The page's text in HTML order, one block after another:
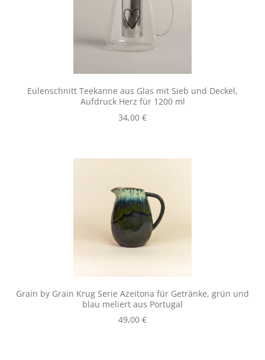
Eulenschnitt Teekanne aus Glas mit Sieb und Deckel,
Aufdruck Herz für 1200 ml
Regulärer Preis:
34,00 €
Grain by Grain Krug Serie Azeitona für Getränke, grün und
blau meliert aus Portugal
Regulärer Preis:
49,00 €